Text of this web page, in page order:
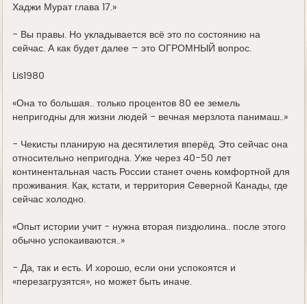
Хаджи Мурат глава 17.»
- Вы правы. Но укладывается всё это по состоянию на
сейчас. А как будет далее – это ОГРОМНЫЙ вопрос.
Lis1980
«Она то большая.. только процентов 80 ее земель
непригодны для жизни людей - вечная мерзлота панимаш..»
- Чекисты планирую на десятилетия вперёд. Это сейчас она
относительно непригодна. Уже через 40-50 лет
континентальная часть России станет очень комфортной для
проживания. Как, кстати, и территория Северной Канады, где
сейчас холодно.
«Опыт истории учит - нужна вторая пиздюлина.. после этого
обычно успокаиваются..»
- Да, так и есть. И хорошо, если они успокоятся и
«перезагрузятся», но может быть иначе.